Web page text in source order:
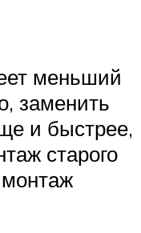
меньший
заменить
и быстрее,
старого
монтаж